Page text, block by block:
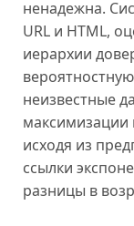
ненадежна.
URL и HTML,
иерархии
неизвестные
максимизации
исходя из
ссылки
разницы в